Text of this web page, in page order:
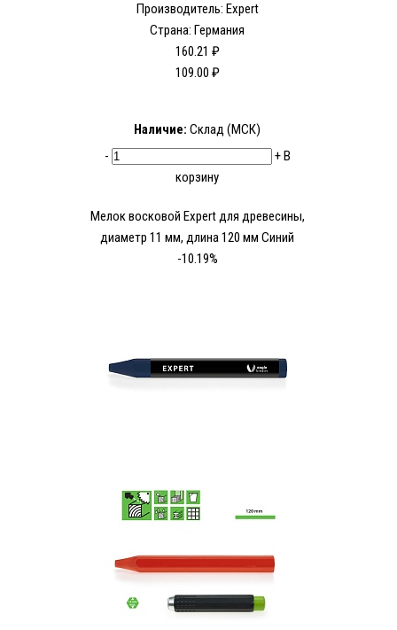
Производитель: Expert
Страна: Германия
160.21 ₽
109.00 ₽
Наличие: Склад (МСК)
-
+В
корзину
Мелок восковой Expert для древесины,
диаметр 11 мм, длина 120 мм Синий
-10.19%